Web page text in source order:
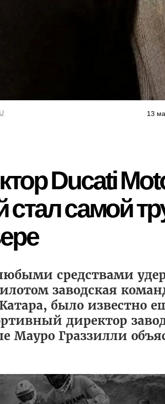
13
Ducati
стал самой
средствами
заводская
было известно
директор
Мауро Граззилли